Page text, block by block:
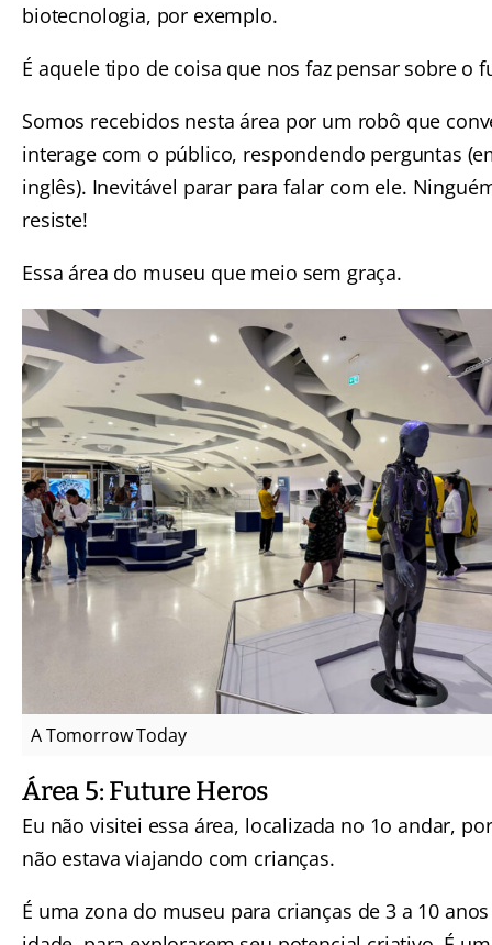
biotecnologia, por exemplo.
É aquele tipo de coisa que nos faz pensar sobre o
Somos recebidos nesta área por um robô que
interage com o público, respondendo perguntas
inglês). Inevitável parar para falar com ele.
resiste!
Essa área do museu que meio sem graça.
A Tomorrow Today
Área 5: Future Heros
Eu não visitei essa área, localizada no 1o andar,
não estava viajando com crianças.
É uma zona do museu para crianças de 3 a 10